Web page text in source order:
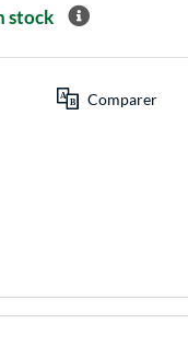
stock
Comparer